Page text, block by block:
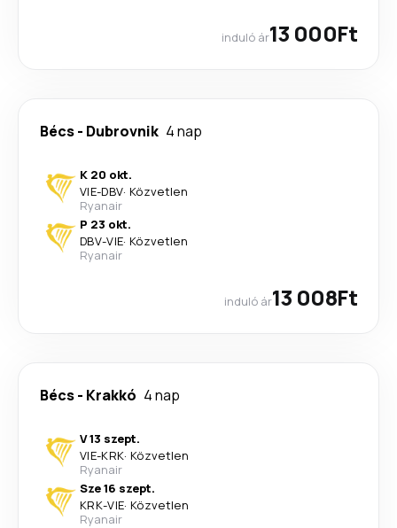
induló ár13 000Ft
Bécs- Dubrovnik 4 nap
K 20 okt.
VIE-DBV· Közvetlen
Ryanair
P 23 okt.
DBV-VIE· Közvetlen
Ryanair
induló ár13 008Ft
Bécs- Krakkó 4 nap
V 13 szept.
VIE-KRK· Közvetlen
Ryanair
Sze 16 szept.
KRK-VIE· Közvetlen
Ryanair